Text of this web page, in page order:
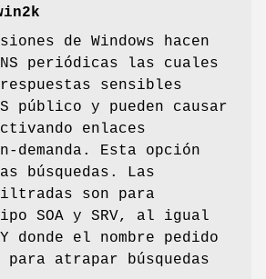
de Windows hacen
periódicas las cuales
sensibles
público y pueden causar
enlaces
demanda. Esta opción
búsquedas. Las
son para
SOA y SRV, al igual
donde el nombre pedido
atrapar búsquedas